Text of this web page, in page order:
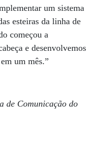
um sistema
esteiras da linha de
começou a
e desenvolvemos
um mês.”
de Comunicação do